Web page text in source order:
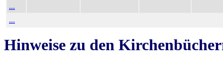
...
...
Hinweise zu den